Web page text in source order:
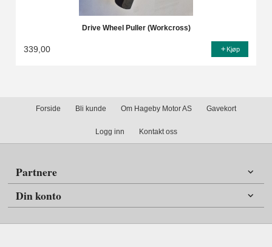
Drive Wheel Puller (Workcross)
339,00 Kjøp
Forside Bli kunde Om Hageby Motor AS Gavekort
Logg inn Kontakt oss
Partnere
Din konto